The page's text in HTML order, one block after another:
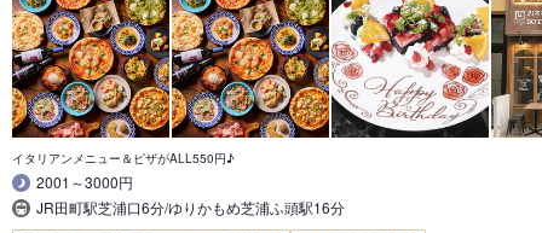
イタリアンメニュー＆ピザがALL550円♪
2001～3000円
JR田町駅芝浦口6分/ゆりかもめ芝浦ふ頭駅16分